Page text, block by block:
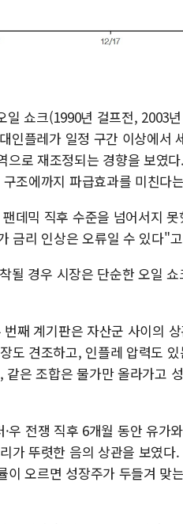
쇼크(1990년 걸프전, 2003
인플레가 일정 구간 이상에서
로 재조정되는 경향을 보였
조에까지 파급효과를 미친다
데믹 직후 수준을 넘어서지
금리 인상은 오류일 수 있다"
될 경우 시장은 단순한 오일
번째 계기판은 자산군 사이의
도 견조하고, 인플레 압력도
은 조합은 물가만 올라가고
전쟁 직후 6개월 동안 유가
가 뚜렷한 음의 상관을 보였다
오르면 성장주가 두들겨 맞